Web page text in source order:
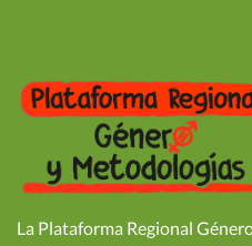
La Plataforma Regional